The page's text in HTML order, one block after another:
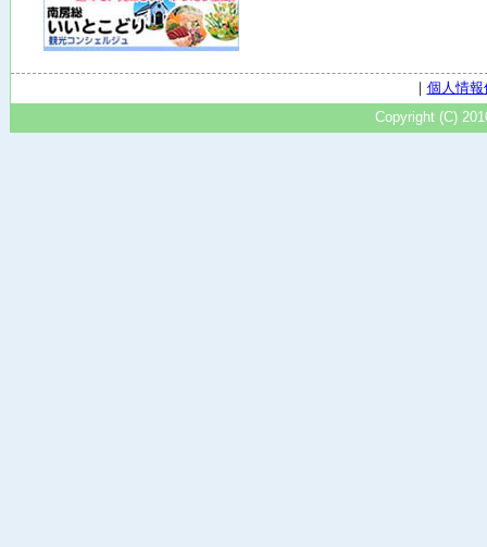
｜ 個人情
Copyright (C)